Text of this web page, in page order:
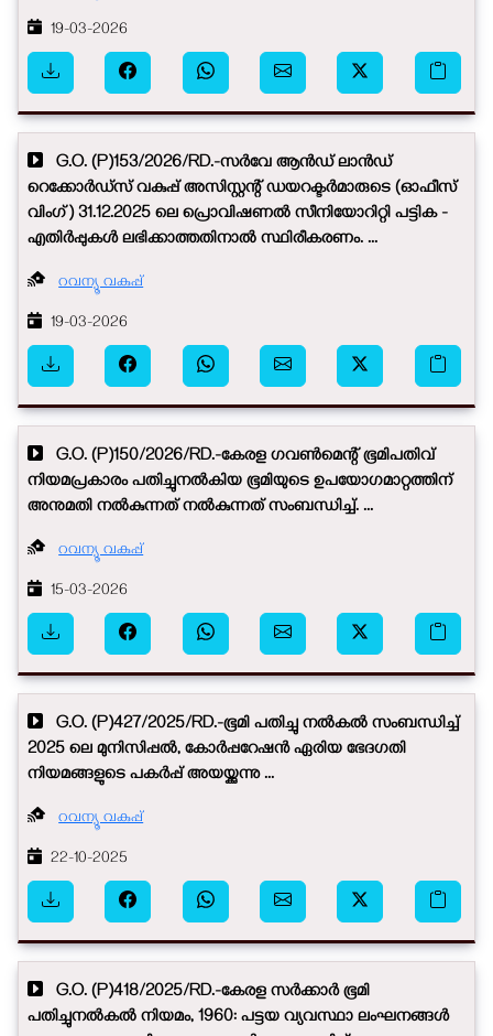
19-03-2026
G.O. (P)153/2026/RD.-സർവേ ആൻഡ് ലാൻഡ്
റെക്കോർഡ്സ് വകുപ്പ് അസിസ്റ്റന്റ് ഡയറക്ടർമാരുടെ (ഓഫീസ്
വിംഗ്) 31.12.2025 ലെ പ്രൊവിഷണൽ സീനിയോറിറ്റി പട്ടിക -
എതിർപ്പുകൾ ലഭിക്കാത്തതിനാൽ സ്ഥിരീകരണം. ...
റവന്യൂ വകുപ്പ്
19-03-2026
G.O. (P)150/2026/RD.-കേരള ഗവൺമെന്റ് ഭൂമിപതിവ്
നിയമപ്രകാരം പതിച്ചുനൽകിയ ഭൂമിയുടെ ഉപയോഗമാറ്റത്തിന്
അനുമതി നൽകുന്നത് നൽകുന്നത് സംബന്ധിച്ച്. ...
റവന്യൂ വകുപ്പ്
15-03-2026
G.O. (P)427/2025/RD.-ഭൂമി പതിച്ചു നൽകൽ സംബന്ധിച്ച്
2025 ലെ മുനിസിപ്പൽ, കോർപ്പറേഷൻ ഏരിയ ഭേദഗതി
നിയമങ്ങളുടെ പകർപ്പ് അയയ്ക്കുന്നു ...
റവന്യൂ വകുപ്പ്
22-10-2025
G.O. (P)418/2025/RD.-കേരള സർക്കാർ ഭൂമി
പതിച്ചുനൽകൽ നിയമം, 1960: പട്ടയ വ്യവസ്ഥാ ലംഘനങ്ങൾ